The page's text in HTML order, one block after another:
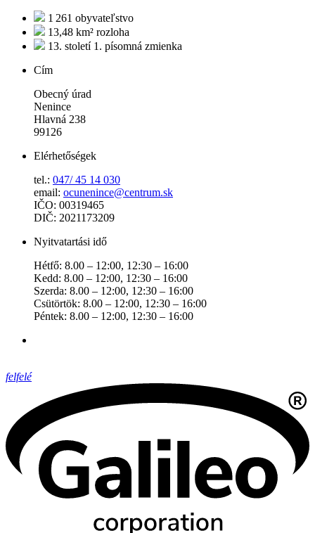
1 261 obyvateľstvo
13,48 km² rozloha
13. století 1. písomná zmienka
Cím
Obecný úrad
Nenince
Hlavná 238
99126
Elérhetőségek
tel.: 047/ 45 14 030
email: ocunenince@centrum.sk
IČO: 00319465
DIČ: 2021173209
Nyitvatartási idő
Hétfő: 8.00 – 12:00, 12:30 – 16:00
Kedd: 8.00 – 12:00, 12:30 – 16:00
Szerda: 8.00 – 12:00, 12:30 – 16:00
Csütörtök: 8.00 – 12:00, 12:30 – 16:00
Péntek: 8.00 – 12:00, 12:30 – 16:00
felfelé